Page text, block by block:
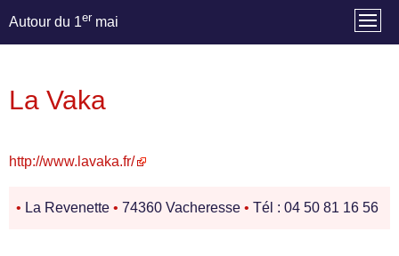
Autour du 1er mai
La Vaka
http://www.lavaka.fr/
• La Revenette • 74360 Vacheresse • Tél : 04 50 81 16 56